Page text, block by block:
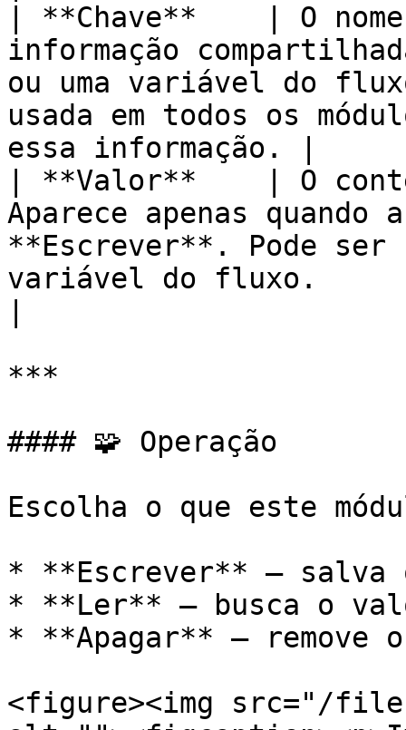
| **Chave**    | O
informação
ou uma variável do
usada em todos os
essa informação. |
| **Valor**    | O
Aparece apenas quando
**Escrever**. Pode ser
variável do fluxo.
***
#### 🧩 Operação
Escolha o que este
* **Escrever** — salva
* **Ler** — busca o
* **Apagar** — remove
<figure><img src="/files/